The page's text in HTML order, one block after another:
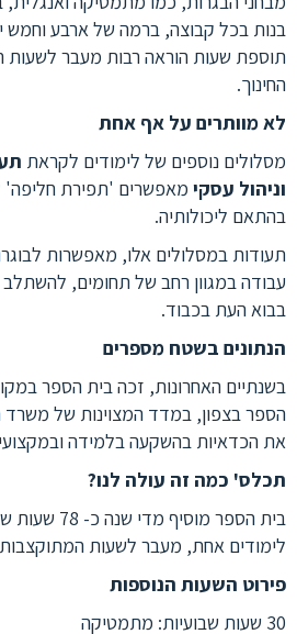
בנות בכל קבוצה, ברמה של ארבע וחמש
תוספת שעות הוראה רבות מעבר לשעות
החינוך.
לא מוותרים על אף אחת
מסלולים נוספים של לימודים לקראת
וניהול עסקי מאפשרים 'תפירת חליפה'
בהתאם ליכולותיה.
תעודות במסלולים אלו, מאפשרות
עבודה במגוון רחב של תחומים,
בבוא העת בכבוד.
הנתונים בשטח מספרים
בשנתיים האחרונות, זכה בית הספר
הספר בצפון, במדד המצוינות של משרד
את הכדאיות בהשקעה בלמידה
תכלס' כמה זה עולה לנו?
בית הספר
לימודים אחת, מעבר לשעות
פירוט השעות הנוספות
30 שעות שבועיות: מתמטיקה